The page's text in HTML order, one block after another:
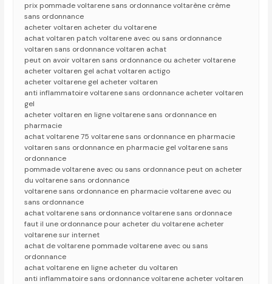
prix pommade voltarene sans ordonnance voltarène crème
sans ordonnance
acheter voltaren acheter du voltarene
achat voltaren patch voltarene avec ou sans ordonnance
voltaren sans ordonnance voltaren achat
peut on avoir voltaren sans ordonnance ou acheter voltarene
acheter voltaren gel achat voltaren actigo
acheter voltarene gel acheter voltaren
anti inflammatoire voltarene sans ordonnance acheter voltaren
gel
acheter voltaren en ligne voltarene sans ordonnance en
pharmacie
achat voltarene 75 voltarene sans ordonnance en pharmacie
voltaren sans ordonnance en pharmacie gel voltarene sans
ordonnance
pommade voltarene avec ou sans ordonnance peut on acheter
du voltarene sans ordonnance
voltarene sans ordonnance en pharmacie voltarene avec ou
sans ordonnance
achat voltarene sans ordonnance voltarene sans ordonnace
faut il une ordonnance pour acheter du voltarene acheter
voltarene sur internet
achat de voltarene pommade voltarene avec ou sans
ordonnance
achat voltarene en ligne acheter du voltaren
anti inflammatoire sans ordonnance voltarene acheter voltaren